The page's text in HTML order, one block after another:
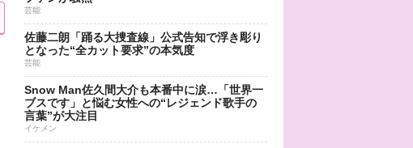
芸能
佐藤二朗「踊る大捜査線」公式告知で浮き彫り
となった“全カット要求”の本気度
芸能
Snow Man佐久間大介も本番中に涙…「世界一
ブスです」と悩む女性への“レジェンド歌手の
言葉”が大注目
イケメン